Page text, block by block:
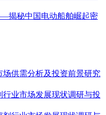
揭秘中国电动船舶崛起密
场供需分析及投资前景研究
行业市场发展现状调研与投